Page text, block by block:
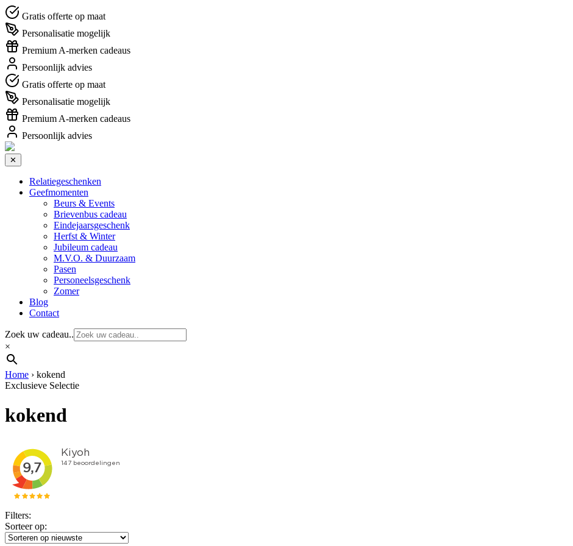
Gratis offerte op maat
Personalisatie mogelijk
Premium A-merken cadeaus
Persoonlijk advies
Gratis offerte op maat
Personalisatie mogelijk
Premium A-merken cadeaus
Persoonlijk advies
✕
Relatiegeschenken
Geefmomenten
Beurs & Events
Brievenbus cadeau
Eindejaarsgeschenk
Herfst & Winter
Jubileum cadeau
M.V.O. & Duurzaam
Pasen
Personeelsgeschenk
Zomer
Blog
Contact
Zoek uw cadeau..
×
Home › kokend
Exclusieve Selectie
kokend
Filters:
Sorteer op: